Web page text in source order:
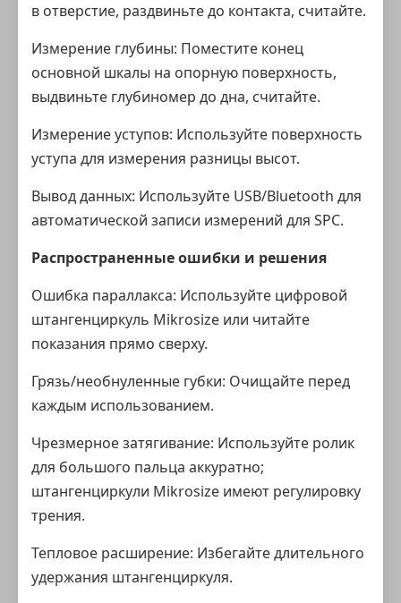
в отверстие, раздвиньте до контакта, считайте.
Измерение глубины: Поместите конец
основной шкалы на опорную поверхность,
выдвиньте глубиномер до дна, считайте.
Измерение уступов: Используйте поверхность
уступа для измерения разницы высот.
Вывод данных: Используйте USB/Bluetooth для
автоматической записи измерений для SPC.
Распространенные ошибки и решения
Ошибка параллакса: Используйте цифровой
штангенциркуль Mikrosize или читайте
показания прямо сверху.
Грязь/необнуленные губки: Очищайте перед
каждым использованием.
Чрезмерное затягивание: Используйте ролик
для большого пальца аккуратно;
штангенциркули Mikrosize имеют регулировку
трения.
Тепловое расширение: Избегайте длительного
удержания штангенциркуля.